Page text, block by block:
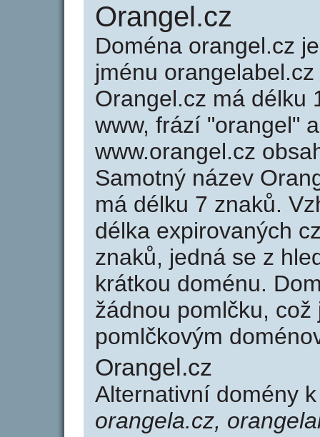
Orangel.cz
Doména orangel.cz
jménu
Orangel.cz má délku
www, frází "orangel"
www.orangel.cz
Samotný název
má délku 7 znaků.
délka expirovaných
znaků, jedná se z
krátkou doménu.
žádnou pomlčku,
pomlčkovým
Orangel.cz
Alternativní domény
orangela.cz,